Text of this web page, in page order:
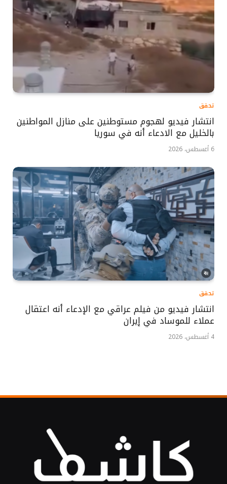
تحقق
انتشار فيديو لهجوم مستوطنين على منازل المواطنين
بالخليل مع الادعاء أنه في سوريا
6 أغسطس، 2026
تحقق
انتشار فيديو من فيلم عراقي مع الإدعاء أنه اعتقال
عملاء للموساد في إيران
4 أغسطس، 2026